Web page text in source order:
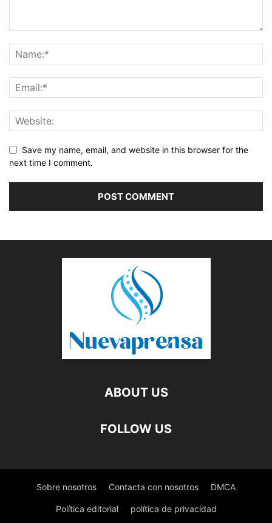
Save my name, email, and website in this browser for the
next time I comment.
ABOUT US
FOLLOW US
Sobre nosotros Contacta con nosotros DMCA
Política editorial política de privacidad